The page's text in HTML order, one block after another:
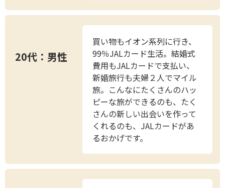
20代：男性
買い物もイオン系列に行き、
99％JALカード生活。結婚式
費用もJALカードで支払い、
新婚旅行も夫婦２人でマイル
旅。こんなにたくさんのハッ
ピーな旅ができるのも、たく
さんの新しい出会いを作って
くれるのも、JALカードがあ
るおかげです。